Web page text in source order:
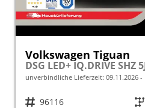
Volkswagen Tiguan
DSG LED+ IQ.DRIVE SHZ
unverbindliche Lieferzeit: 09.11.2026
Fahrzeugnr. 96116 Getriebe